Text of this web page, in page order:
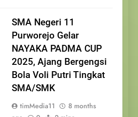
SMA Negeri 11
Purworejo Gelar
NAYAKA PADMA CUP
2025, Ajang Bergengsi
Bola Voli Putri Tingkat
SMA/SMK
timMedia11
8 months